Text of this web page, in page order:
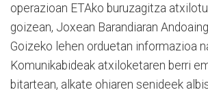
operazioan ETAko buruzagitza
goizean, Joxean Barandiaran
Goizeko lehen orduetan informazioa
Komunikabideak atxiloketaren berri
bitartean, alkate ohiaren senideek